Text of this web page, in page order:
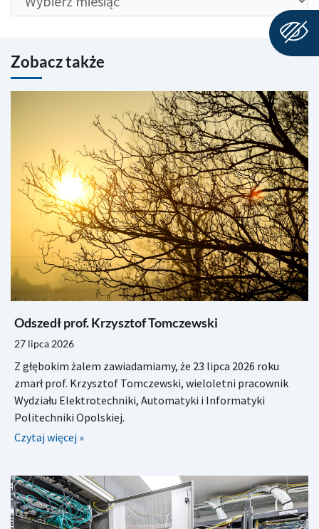
Zobacz także
Odszedł prof. Krzysztof Tomczewski
27 lipca 2026
Z głębokim żalem zawiadamiamy, że 23 lipca 2026 roku
zmarł prof. Krzysztof Tomczewski, wieloletni pracownik
Wydziału Elektrotechniki, Automatyki i Informatyki
Politechniki Opolskiej.
Czytaj więcej »